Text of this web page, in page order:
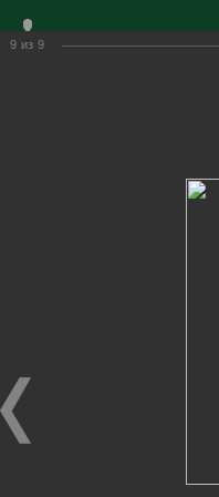
Главная
Душою будьте молоды
Душою будьте
9 из 9